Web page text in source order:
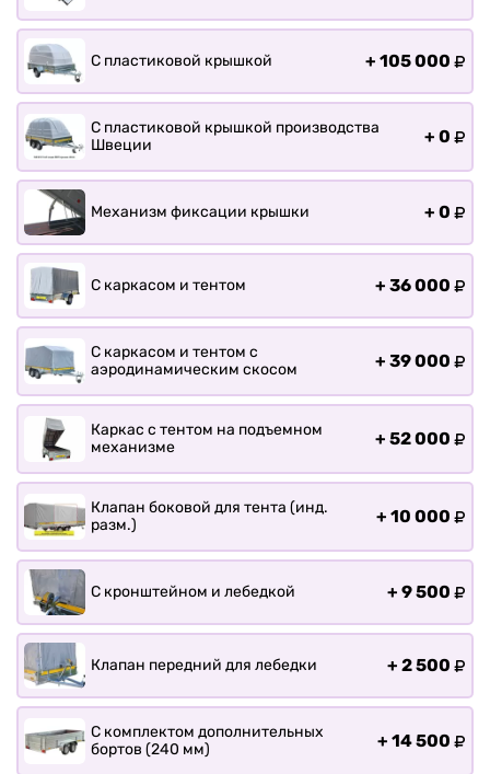
Тюнинг прицепов
Получить прицеп
Статьи
С пластиковой крышкой + 105 000
С пластиковой крышкой производства
Швеции
+ 0
Механизм фиксации крышки + 0
С каркасом и тентом + 36 000
С каркасом и тентом с
аэродинамическим скосом
+ 39 000
Каркас с тентом на подъемном
механизме
+ 52 000
Клапан боковой для тента (инд.
разм.)
+ 10 000
С кронштейном и лебедкой + 9 500
Клапан передний для лебедки + 2 500
С комплектом дополнительных
бортов (240 мм)
+ 14 500